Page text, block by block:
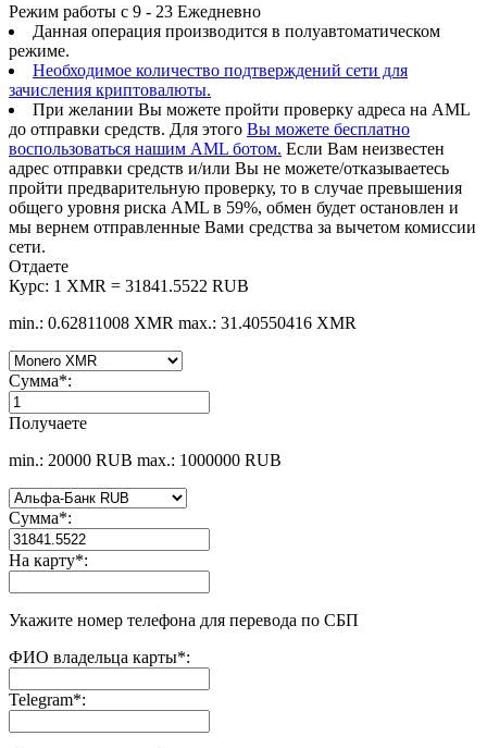
Режим работы с 9 - 23 Ежедневно
Данная операция производится в полуавтоматическом
режиме.
Необходимое количество подтверждений сети для
зачисления криптовалюты.
При желании Вы можете пройти проверку адреса на AML
до отправки средств. Для этого Вы можете бесплатно
воспользоваться нашим AML ботом. Если Вам неизвестен
адрес отправки средств и/или Вы не можете/отказываетесь
пройти предварительную проверку, то в случае превышения
общего уровня риска AML в 59%, обмен будет остановлен и
мы вернем отправленные Вами средства за вычетом комиссии
сети.
Отдаете
Курс: 1 XMR = 31841.5522 RUB
min.: 0.62811008 XMR max.: 31.40550416 XMR
Сумма*:
Получаете
min.: 20000 RUB max.: 1000000 RUB
Сумма*:
На карту*:
Укажите номер телефона для перевода по СБП
ФИО владельца карты*:
Telegram*: